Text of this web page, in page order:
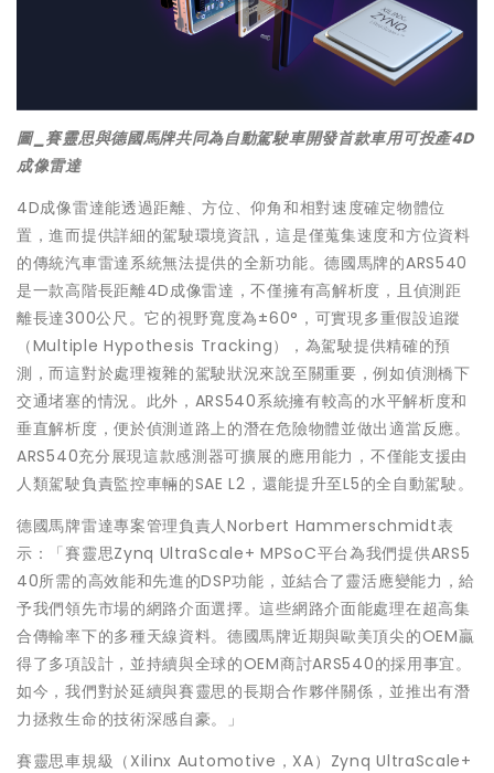
圖_賽靈思與德國馬牌共同為自動駕駛車開發首款車用可投產4D
成像雷達
4D成像雷達能透過距離、方位、仰角和相對速度確定物體位
置，進而提供詳細的駕駛環境資訊，這是僅蒐集速度和方位資料
的傳統汽車雷達系統無法提供的全新功能。德國馬牌的ARS540
是一款高階長距離4D成像雷達，不僅擁有高解析度，且偵測距
離長達300公尺。它的視野寬度為±60°，可實現多重假設追蹤
（Multiple Hypothesis Tracking），為駕駛提供精確的預
測，而這對於處理複雜的駕駛狀況來說至關重要，例如偵測橋下
交通堵塞的情況。此外，ARS540系統擁有較高的水平解析度和
垂直解析度，便於偵測道路上的潛在危險物體並做出適當反應。
ARS540充分展現這款感測器可擴展的應用能力，不僅能支援由
人類駕駛負責監控車輛的SAE L2，還能提升至L5的全自動駕駛。
德國馬牌雷達專案管理負責人Norbert Hammerschmidt表
示：「賽靈思Zynq UltraScale+ MPSoC平台為我們提供ARS5
40所需的高效能和先進的DSP功能，並結合了靈活應變能力，給
予我們領先市場的網路介面選擇。這些網路介面能處理在超高集
合傳輸率下的多種天線資料。德國馬牌近期與歐美頂尖的OEM贏
得了多項設計，並持續與全球的OEM商討ARS540的採用事宜。
如今，我們對於延續與賽靈思的長期合作夥伴關係，並推出有潛
力拯救生命的技術深感自豪。」
賽靈思車規級（Xilinx Automotive，XA）Zynq UltraScale+